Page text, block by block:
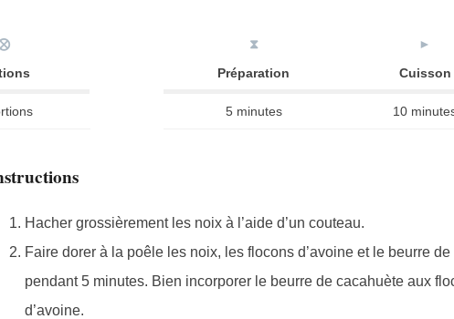
⧗
Préparation
►
Cuisson
5 minutes 10
Hacher grossièrement les noix à l’aide d’un couteau.
Faire dorer à la poêle les noix, les flocons d’avoine et le beurre
pendant 5 minutes. Bien incorporer le beurre de cacahuète aux
d’avoine.